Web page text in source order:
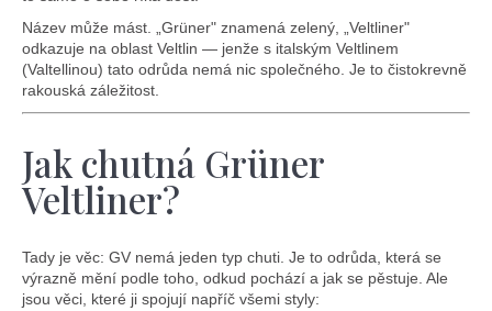
Název může mást. „Grüner" znamená zelený, „Veltliner"
odkazuje na oblast Veltlin — jenže s italským Veltlinem
(Valtellinou) tato odrůda nemá nic společného. Je to čistokrevně
rakouská záležitost.
Jak chutná Grüner
Veltliner?
Tady je věc: GV nemá jeden typ chuti. Je to odrůda, která se
výrazně mění podle toho, odkud pochází a jak se pěstuje. Ale
jsou věci, které ji spojují napříč všemi styly:
e
n
a
j
í
t
?